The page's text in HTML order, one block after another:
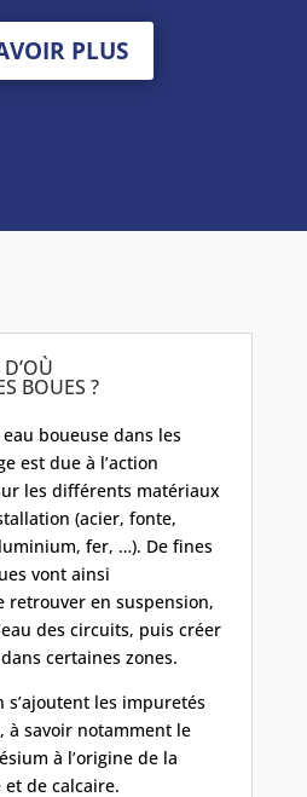
PLUS
BOUES ?
boueuse dans les
est due à l’action
les différents matériaux
(acier, fonte,
fer, …). De fines
vont ainsi
retrouver en suspension,
des circuits, puis créer
certaines zones.
s’ajoutent les impuretés
à savoir notamment le
à l’origine de la
de calcaire.